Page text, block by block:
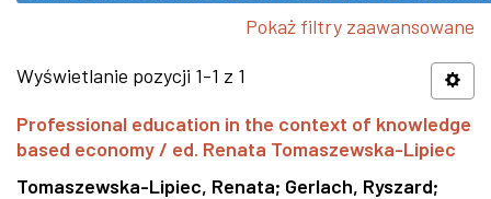
Pokaż filtry zaawansowane
Wyświetlanie pozycji 1-1 z 1
Professional education in the context of knowledge
based economy / ed. Renata Tomaszewska-Lipiec
Tomaszewska-Lipiec, Renata; Gerlach, Ryszard;